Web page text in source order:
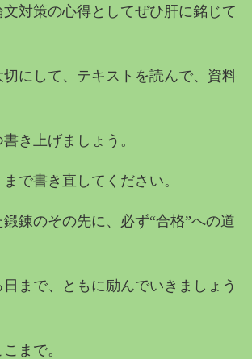
文対策の心得としてぜひ肝に銘じて
切にして、テキストを読んで、資料
き上げましょう。
で書き直してください。
錬のその先に、必ず“合格”への道
まで、ともに励んでいきましょう
まで。